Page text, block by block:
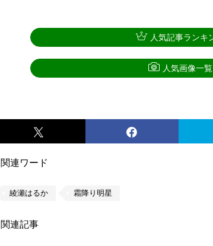
関連ワード
綾瀬はるか 霜降り明星
関連記事
人気記事ランキ
人気画像一覧